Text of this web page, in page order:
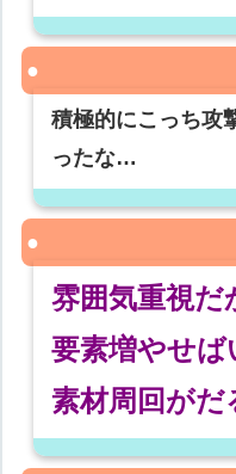
積極的にこっち攻
ったな…
雰囲気重視
要素増やせ
素材周回が